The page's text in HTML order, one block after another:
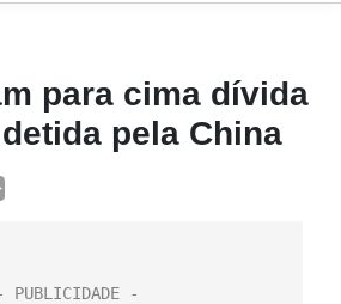
para cima dívida
pela China